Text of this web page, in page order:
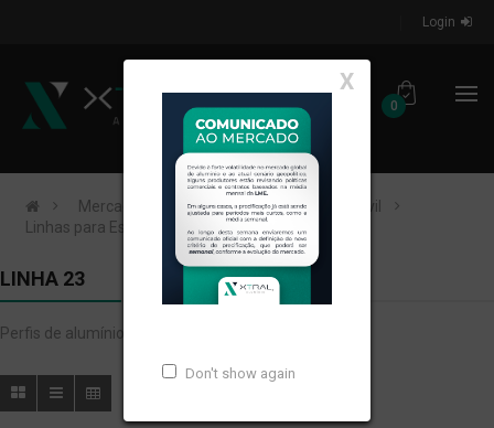
Login
0
X
Don't show again
Mercados de Atuação
Construção Civil
Linhas para Esquadrias
Linha 23
LINHA 23
Perfis de alumínio extrudados para LINHA 23.